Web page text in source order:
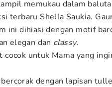
memukau dalam
terbaru Shella Saukia.
ini dihiasi dengan motif
elegan dan classy.
cocok untuk Mama yang
bercorak dengan lapisan